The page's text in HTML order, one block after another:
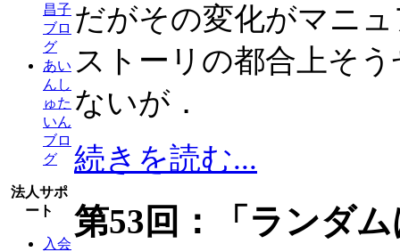
昌子
ブロ
グ
あい
んし
ゅた
いん
ブロ
グ
法人サポ
ート
入会
だがその変化がマニ
ストーリの都合上そ
ないが．
続きを読む...
第53回：「ランダ